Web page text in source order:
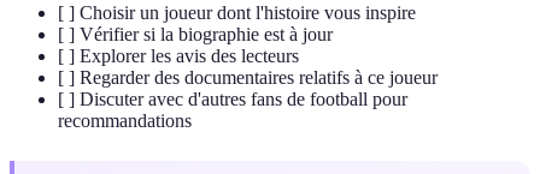
[ ] Choisir un joueur dont l'histoire vous inspire
[ ] Vérifier si la biographie est à jour
[ ] Explorer les avis des lecteurs
[ ] Regarder des documentaires relatifs à ce joueur
[ ] Discuter avec d'autres fans de football pour
recommandations